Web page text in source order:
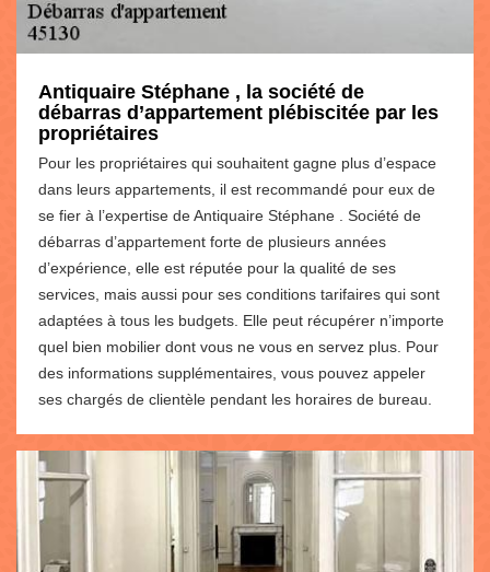
Antiquaire Stéphane , la société de
débarras d’appartement plébiscitée par les
propriétaires
Pour les propriétaires qui souhaitent gagne plus d’espace
dans leurs appartements, il est recommandé pour eux de
se fier à l’expertise de Antiquaire Stéphane . Société de
débarras d’appartement forte de plusieurs années
d’expérience, elle est réputée pour la qualité de ses
services, mais aussi pour ses conditions tarifaires qui sont
adaptées à tous les budgets. Elle peut récupérer n’importe
quel bien mobilier dont vous ne vous en servez plus. Pour
des informations supplémentaires, vous pouvez appeler
ses chargés de clientèle pendant les horaires de bureau.